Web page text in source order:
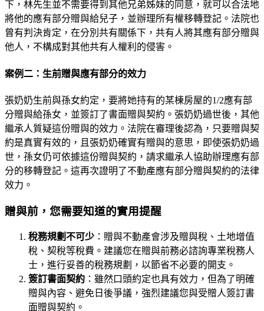
下，林先生並不需要得到其他兄弟姊妹的同意，就可以合法地
將他的應有部分贈與給兒子，並辦理所有權移轉登記。法院也
曾有判決肯定，在分別共有關係下，共有人將其應有部分贈與
他人，不構成對其他共有人權利的侵害。
案例二：生前贈與應有部分的效力
張奶奶生前與孫女約定，要將她持有的某棟房屋的1/2應有部
分贈與給孫女，並簽訂了書面贈與契約。張奶奶過世後，其他
繼承人質疑這份贈與的效力。法院在審理後認為，只要贈與契
約是真實有效的，且張奶奶確實有贈與的意思，即使張奶奶過
世，孫女仍可依據這份贈與契約，請求繼承人協助辦理應有部
分的移轉登記。這再次證明了不動產應有部分贈與契約的法律
效力。
贈與前，您需要知道的實用提醒
稅務規劃不可少 ：贈與不動產會涉及贈與稅、土地增值
稅、契稅等稅費。建議您在贈與前務必諮詢專業稅務人
士，進行妥善的稅務規劃，以節省不必要的開支。
簽訂書面契約 ：雖然口頭約定也具有效力，但為了明確
贈與內容、避免日後爭議，強烈建議您與受贈人簽訂書
面贈與契約。